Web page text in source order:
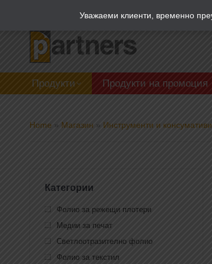
Табелен калкулатор
Продукти Продукти на промоция
Home » Магазин » Инструменти и консумативи
Категории
Фолио за режещи плотери
Медии за печат
Светлоотразително фолио
Фолио за текстил
Уважаеми клиенти, временно